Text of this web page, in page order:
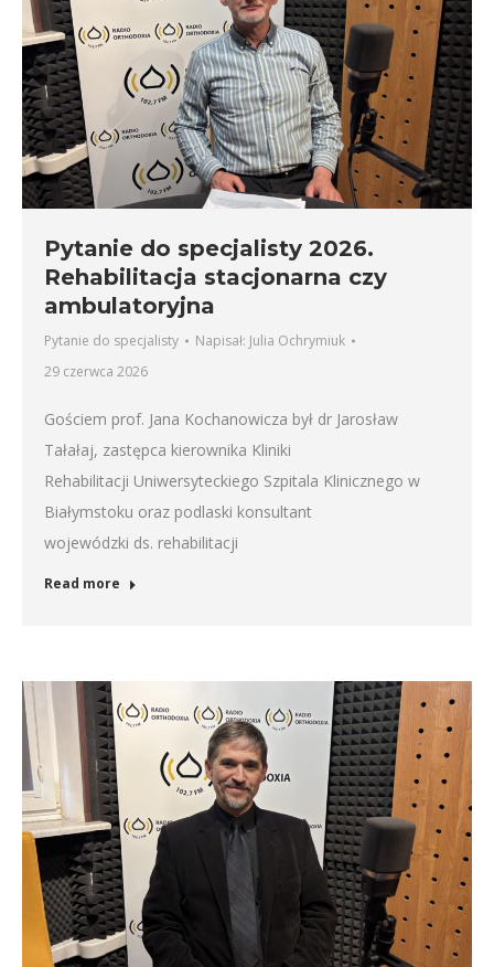
Pytanie do specjalisty 2026.
Rehabilitacja stacjonarna czy
ambulatoryjna
Pytanie do specjalisty Napisał: Julia Ochrymiuk
29 czerwca 2026
Gościem prof. Jana Kochanowicza był dr Jarosław
Tałałaj, zastępca kierownika Kliniki
Rehabilitacji Uniwersyteckiego Szpitala Klinicznego w
Białymstoku oraz podlaski konsultant
wojewódzki ds. rehabilitacji
Read more